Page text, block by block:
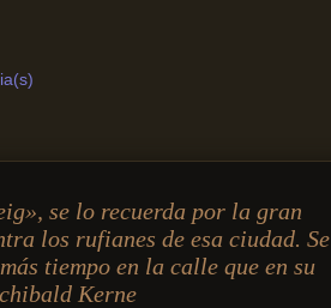
se lo recuerda por la gran
los rufianes de esa ciudad. Se
tiempo en la calle que en su
Kerne